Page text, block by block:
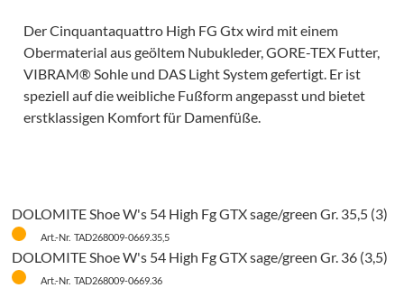
Der Cinquantaquattro High FG Gtx wird mit einem
Obermaterial aus geöltem Nubukleder, GORE-TEX Futter,
VIBRAM® Sohle und DAS Light System gefertigt. Er ist
speziell auf die weibliche Fußform angepasst und bietet
erstklassigen Komfort für Damenfüße.
DOLOMITE Shoe W's 54 High Fg GTX sage/green Gr. 35,5 (3)
Art.-Nr. TAD268009-0669.35,5
DOLOMITE Shoe W's 54 High Fg GTX sage/green Gr. 36 (3,5)
Art.-Nr. TAD268009-0669.36